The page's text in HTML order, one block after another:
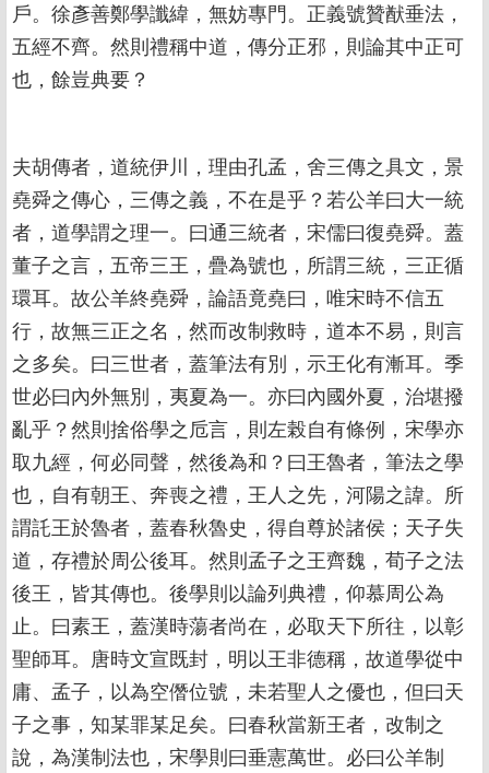
戶。徐彥善鄭學讖緯，無妨專門。正義號贊猷垂法，
五經不齊。然則禮稱中道，傳分正邪，則論其中正可
也，餘豈典要？
夫胡傳者，道統伊川，理由孔孟，舍三傳之具文，景
堯舜之傳心，三傳之義，不在是乎？若公羊曰大一統
者，道學謂之理一。曰通三統者，宋儒曰復堯舜。蓋
董子之言，五帝三王，疊為號也，所謂三統，三正循
環耳。故公羊終堯舜，論語竟堯曰，唯宋時不信五
行，故無三正之名，然而改制救時，道本不易，則言
之多矣。曰三世者，蓋筆法有別，示王化有漸耳。季
世必曰內外無別，夷夏為一。亦曰內國外夏，治堪撥
亂乎？然則捨俗學之卮言，則左榖自有條例，宋學亦
取九經，何必同聲，然後為和？曰王魯者，筆法之學
也，自有朝王、奔喪之禮，王人之先，河陽之諱。所
謂託王於魯者，蓋春秋魯史，得自尊於諸侯；天子失
道，存禮於周公後耳。然則孟子之王齊魏，荀子之法
後王，皆其傳也。後學則以論列典禮，仰慕周公為
止。曰素王，蓋漢時蕩者尚在，必取天下所往，以彰
聖師耳。唐時文宣既封，明以王非德稱，故道學從中
庸、孟子，以為空僭位號，未若聖人之優也，但曰天
子之事，知某罪某足矣。曰春秋當新王者，改制之
說，為漢制法也，宋學則曰垂憲萬世。必曰公羊制